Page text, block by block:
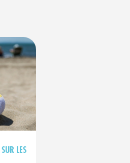
LES